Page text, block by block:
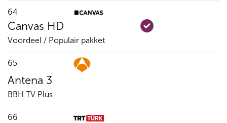
64
Canvas HD
Voordeel / Populair pakket
65
Antena 3
BBH TV Plus
66